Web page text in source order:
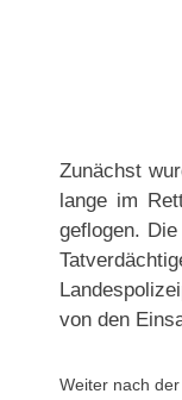
Zunächst
lange im
geflogen.
von den
Weiter nach